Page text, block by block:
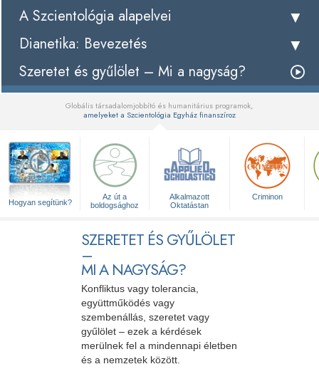
A Szcientológia alapelvei
Dianetika: Bevezetés
Szeretet és gyűlölet – Mi a nagyság?
Globális társadalomjobbító és humanitárius programok,
amelyeket a Szcientológia Egyház finanszíroz
Hogyan segítünk?
Az út a
boldogsághoz
Alkalmazott
Oktatástan
Criminon
SZERETET ÉS GYŰLÖLET
–
MI A NAGYSÁG?
Konfliktus vagy tolerancia,
együttműködés vagy
szembenállás, szeretet vagy
gyűlölet – ezek a kérdések
merülnek fel a mindennapi életben
és a nemzetek között.